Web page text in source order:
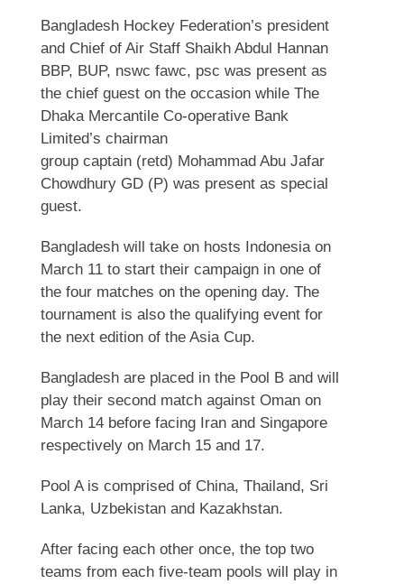
Bangladesh Hockey Federation’s president
and Chief of Air Staff Shaikh Abdul Hannan
BBP, BUP, nswc fawc, psc was present as
the chief guest on the occasion while The
Dhaka Mercantile Co-operative Bank
Limited’s chairman
group captain (retd) Mohammad Abu Jafar
Chowdhury GD (P) was present as special
guest.
Bangladesh will take on hosts Indonesia on
March 11 to start their campaign in one of
the four matches on the opening day. The
tournament is also the qualifying event for
the next edition of the Asia Cup.
Bangladesh are placed in the Pool B and will
play their second match against Oman on
March 14 before facing Iran and Singapore
respectively on March 15 and 17.
Pool A is comprised of China, Thailand, Sri
Lanka, Uzbekistan and Kazakhstan.
After facing each other once, the top two
teams from each five-team pools will play in